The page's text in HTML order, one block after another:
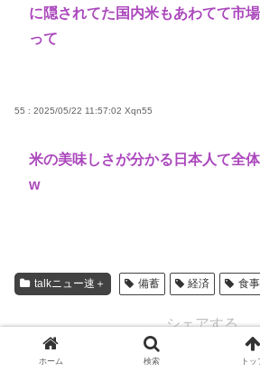
に隠されてた国内米もあわてて市
って
55 : 2025/05/22 11:57:02 Xqn55
米の美味しさが分かる日本人て全
w
talkニュー速＋ 備蓄 経済 食事
シェアする
ホーム 検索 トッ